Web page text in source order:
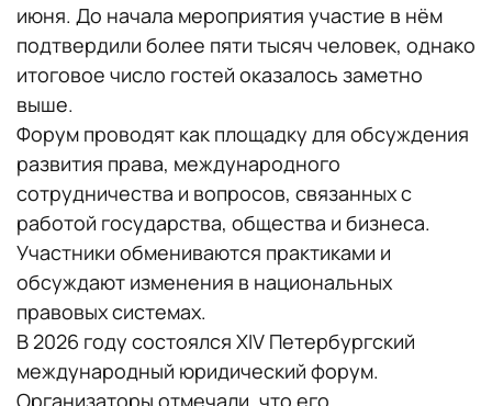
июня. До начала мероприятия участие в нём
подтвердили более пяти тысяч человек, однако
итоговое число гостей оказалось заметно
выше.
Форум проводят как площадку для обсуждения
развития права, международного
сотрудничества и вопросов, связанных с
работой государства, общества и бизнеса.
Участники обмениваются практиками и
обсуждают изменения в национальных
правовых системах.
В 2026 году состоялся XIV Петербургский
международный юридический форум.
Организаторы отмечали, что его